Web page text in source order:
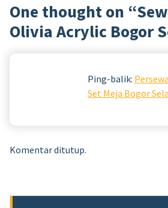
One thought on “
Olivia Acrylic Bogor
Ping-balik:
Set Meja Bogor
Komentar ditutup.